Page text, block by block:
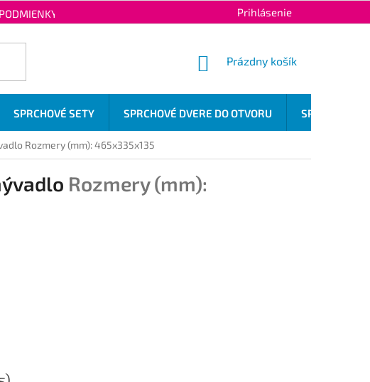
PODMIENKY OCHRANY OSOBNÝCH ÚDAJOV KONTAKTY
Prihlásenie
NÁKUPNÝ
Prázdny košík
SPRCHOVÉ SETY SPRCHOVÉ DVERE DO OTVORU SPRCHOVÉ
Rozmery (mm): 465x335x135
Rozmery (mm):